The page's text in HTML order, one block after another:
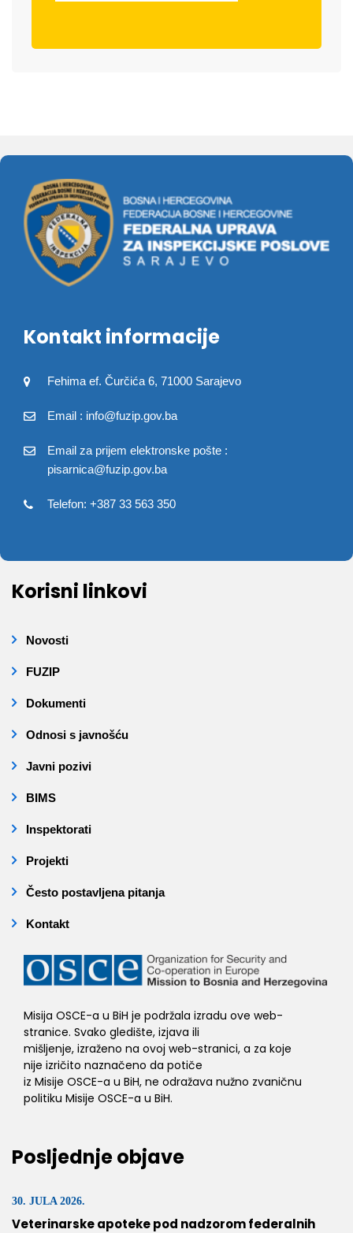
Kontakt informacije
Fehima ef. Čurčića 6, 71000 Sarajevo
Email : info@fuzip.gov.ba
Email za prijem elektronske pošte :
pisarnica@fuzip.gov.ba
Telefon: +387 33 563 350
Korisni linkovi
Novosti
FUZIP
Dokumenti
Odnosi s javnošću
Javni pozivi
BIMS
Inspektorati
Projekti
Često postavljena pitanja
Kontakt
Misija OSCE-a u BiH je podržala izradu ove web-
stranice. Svako gledište, izjava ili
mišljenje, izraženo na ovoj web-stranici, a za koje
nije izričito naznačeno da potiče
iz Misije OSCE-a u BiH, ne odražava nužno zvaničnu
politiku Misije OSCE-a u BiH.
Posljednje objave
30. JULA 2026.
Veterinarske apoteke pod nadzorom federalnih